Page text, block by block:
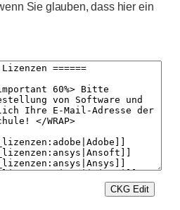
Sie glauben, dass hier ein
CKG Edit